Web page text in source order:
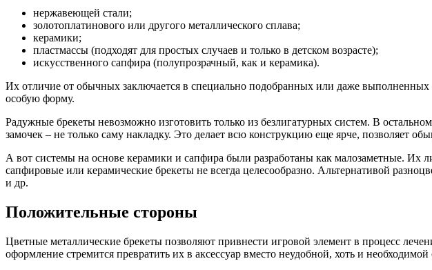
нержавеющей стали;
золотоплатинового или другого металлического сплава;
керамики;
пластмассы (подходят для простых случаев и только в детском возрасте);
искусственного сапфира (полупрозрачный, как и керамика).
Их отличие от обычных заключается в специально подобранных или даже
особую форму.
Радужные брекеты невозможно изготовить только из безлигатурных систем. В
замочек – не только саму накладку. Это делает всю конструкцию еще ярче, позволяет
А вот системы на основе керамики и сапфира были разработаны как малозаметные. Их
сапфировые или керамические брекеты не всегда целесообразно. Альтернативой
и др.
Положительные стороны
Цветные металлические брекеты позволяют привнести игровой элемент в процесс
оформление стремится превратить их в аксессуар вместо неудобной, хоть и